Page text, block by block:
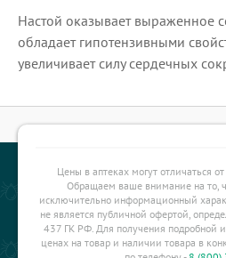
Настой оказывает выраженное
обладает гипотензивными
увеличивает силу сердечных
Цены в аптеках могут отличаться
Обращаем ваше внимание на то,
исключительно информационный
не является публичной офертой,
437 ГК РФ. Для получения подробной
ценах на товар и наличии товара в